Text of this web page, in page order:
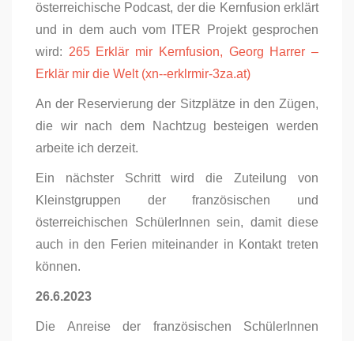
österreichische Podcast, der die Kernfusion erklärt
und in dem auch vom ITER Projekt gesprochen
wird: 265 Erklär mir Kernfusion, Georg Harrer –
Erklär mir die Welt (xn--erklrmir-3za.at)
An der Reservierung der Sitzplätze in den Zügen,
die wir nach dem Nachtzug besteigen werden
arbeite ich derzeit.
Ein nächster Schritt wird die Zuteilung von
Kleinstgruppen der französischen und
österreichischen SchülerInnen sein, damit diese
auch in den Ferien miteinander in Kontakt treten
können.
26.6.2023
Die Anreise der französischen SchülerInnen